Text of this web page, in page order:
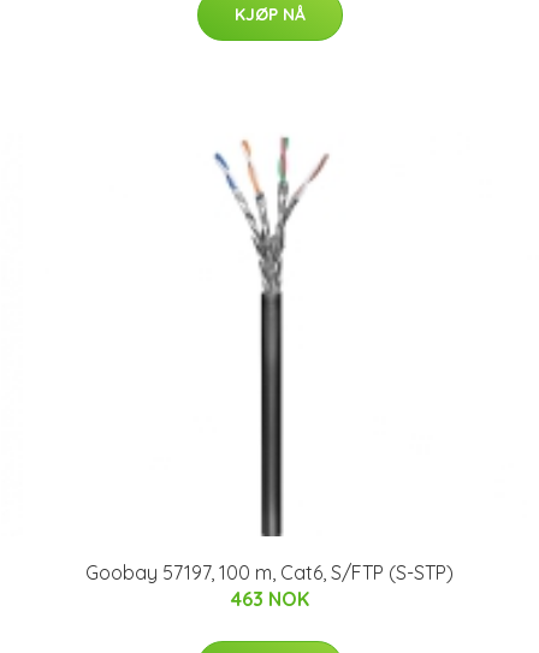
KJØP NÅ
Goobay 57197, 100 m, Cat6, S/FTP (S-STP)
463 NOK